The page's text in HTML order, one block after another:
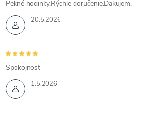
20.5.2026
Pekné hodinky.Rýchle doručenie.Ďakujem.
1.5.2026
Spokojnost